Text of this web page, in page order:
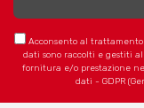
Acconsento al trattamento
dati sono raccolti e gestiti
fornitura e/o prestazione
dati - GDPR